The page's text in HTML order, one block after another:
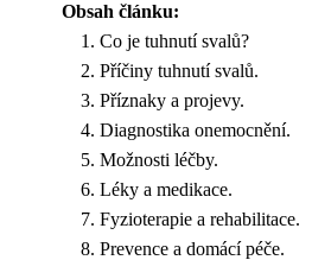
Obsah článku:
Co je tuhnutí svalů?
Příčiny tuhnutí svalů.
Příznaky a projevy.
Diagnostika onemocnění.
Možnosti léčby.
Léky a medikace.
Fyzioterapie a rehabilitace.
Prevence a domácí péče.